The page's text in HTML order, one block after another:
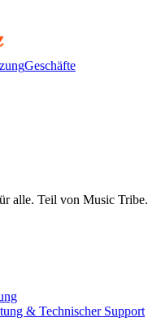
Geschäfte
alle. Teil von Music Tribe.
& Technischer Support